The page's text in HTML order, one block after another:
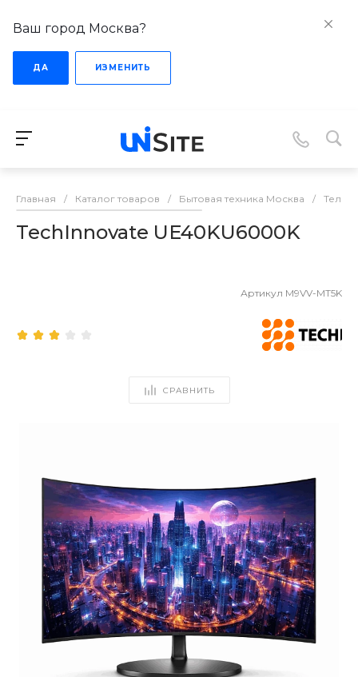
Ваш город Москва?
ДА ИЗМЕНИТЬ
Главная / Каталог товаров / Бытовая техника Москва /
TechInnovate UE40KU6000K
Артикул M9VV-MT5K
СРАВНИТЬ